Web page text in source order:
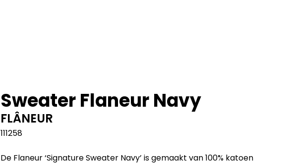
Sweater Flaneur Navy
FLÂNEUR
111258
De Flaneur ‘Signature Sweater Navy’ is gemaakt van 100% katoen